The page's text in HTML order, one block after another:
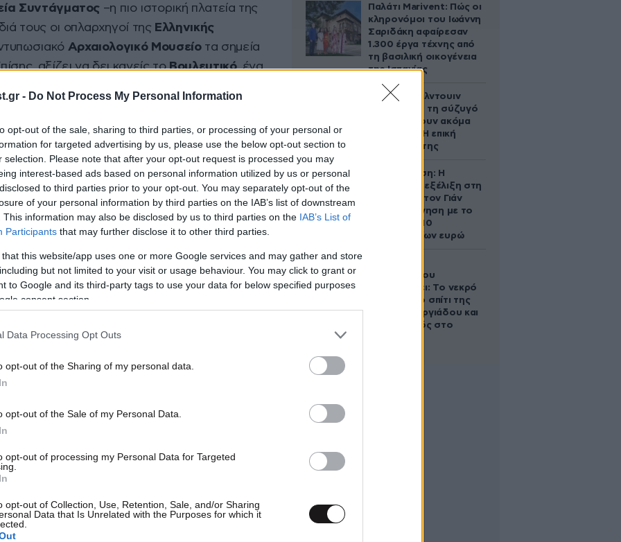
- Do Not Process My Personal Information
opt-out of the sale, sharing to third parties, or processing of your personal or
for targeted advertising by us, please use the below opt-out section to
selection. Please note that after your opt-out request is processed you may
interest-based ads based on personal information utilized by us or personal
to third parties prior to your opt-out. You may separately opt-out of the
of your personal information by third parties on the IAB’s list of downstream
This information may also be disclosed by us to third parties on the IAB’s List of
Participants that may further disclose it to other third parties.
that this website/app uses one or more Google services and may gather and store
but not limited to your visit or usage behaviour. You may click to grant or
to Google and its third-party tags to use your data for below specified purposes
consent section.
Data Processing Opt Outs
opt-out of the Sharing of my personal data.
opt-out of the Sale of my Personal Data.
opt-out of processing my Personal Data for Targeted
opt-out of Collection, Use, Retention, Sale, and/or Sharing
Data that Is Unrelated with the Purposes for which it
Συντάγματος –η πιο ιστορική πλατεία της
τους οι οπλαρχηγοί της Ελληνικής
Αρχαιολογικό Μουσείο τα σημεία
αξίζει να δει κανείς τοΒουλευτικό, ένα
η
Ακροναυπλία
η παραλία
Αρβανιτιάς– την ακρόπολη και το
που προσεγγίζεται μόνο από το βόρειο
Παλάτι Marivent: Πώς οι
κληρονόμοι του Ιωάννη
Σαριδάκη αφαίρεσαν
1.300 έργα τέχνης από
τη βασιλική οικογένεια
της Ισπανίας
Ο Άλεκ Μπάλντουιν
ζήτησε από τη σύζυγό
του να κάνουν ακόμα
ένα παιδί – Η επική
αντίδρασή της
Αθηνά Ωνάση: Η
απρόσμενη εξέλιξη στη
διαμάχη με τον Γιάν
Τοπς – Η κίνηση με το
άλογο των 10
εκατομμυρίων ευρώ
Τζώρτζογλου
αποκαλύπτει: Το νεκρό
έμβρυο στο σπίτι της
Μαρίας Γεωργιάδου και
ο εγκλεισμός στο